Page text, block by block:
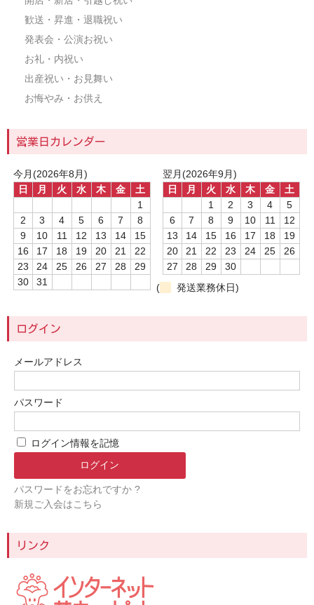
歓送・昇進・退職祝い
発表会・公演お祝い
お礼・内祝い
出産祝い・お見舞い
お悔やみ・お供え
営業日カレンダー
今月(2026年8月)
日
月 火 水 木 金
土
1
2
3 4 5 6 7
8
9
10 11 12 13 14
15
16
17 18 19 20 21
22
23
24 25 26 27 28
29
30
31
翌月(2026年9月)
日
月 火 水 木 金
土
1
2 3 4
5
6
7 8 9 10 11
12
13
14 15 16 17 18
19
20
21 22 23 24 25
26
27
28 29
30
(
発送業務休日)
ログイン
メールアドレス
パスワード
ログイン情報を記憶
パスワードをお忘れですか ?
新規ご入会はこちら
リンク